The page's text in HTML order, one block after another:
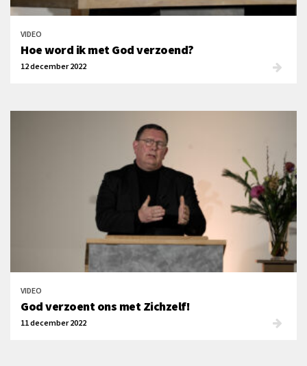
VIDEO
Hoe word ik met God verzoend?
12 december 2022
VIDEO
God verzoent ons met Zichzelf!
11 december 2022